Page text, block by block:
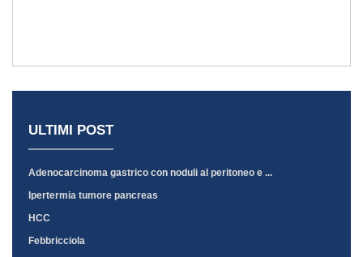
ULTIMI POST
Adenocarcinoma gastrico con noduli al peritoneo e ...
Ipertermia tumore pancreas
HCC
Febbricciola